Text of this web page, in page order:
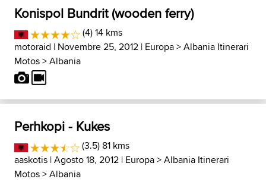
Konispol Bundrit (wooden ferry)
(4) 14 kms
motoraid | Novembre 25, 2012 | Europa>Albania Itinerari
Motos>Albania
Perhkopi - Kukes
(3.5) 81 kms
aaskotis | Agosto 18, 2012 | Europa>Albania Itinerari
Motos>Albania